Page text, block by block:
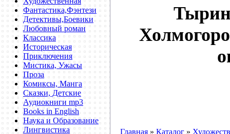
Фантастика,Фэнтези
Детективы,Боевики
Любовный роман
Классика
Историческая
Приключения
Мистика, Ужасы
Проза
Комиксы, Манга
Сказки, Детские
Аудиокниги mp3
Books in English
Наука и Образование
Лингвистика
Главная » Каталог »